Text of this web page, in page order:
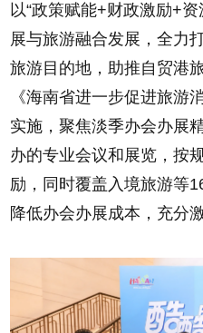
以“政策赋能+财政激励+
展与旅游融合发展，全力
旅游目的地，助推自贸港
《海南省进一步促进旅游
实施，聚焦淡季办会办展
办的专业会议和展览，按
励，同时覆盖入境旅游等
降低办会办展成本，充分